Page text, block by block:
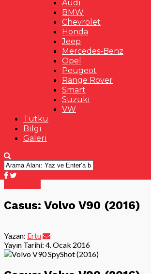
Audi
BMW
Chevrolet
Honda
Jeep
Mercedes-Benz
Opel
Peugeot
Range Rover
Smart
Suzuki
VW
Tutku
Bilgi
Galeri
Casus: Volvo V90 (2016)
Yazan: Ertu
Yayın Tarihi: 4. Ocak 2016